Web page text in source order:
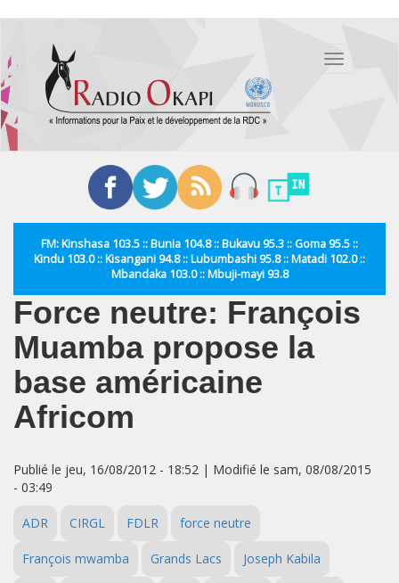
contenu
principal
Toggle
FM: Kinshasa 103.5 :: Bunia 104.8 :: Bukavu 95.3 :: Goma 95.5 ::
Kindu 103.0 :: Kisangani 94.8 :: Lubumbashi 95.8 :: Matadi 102.0 ::
Mbandaka 103.0 :: Mbuji-mayi 93.8
Force neutre: François
Muamba propose la
base américaine
Africom
Publié le jeu, 16/08/2012 - 18:52 | Modifié le sam, 08/08/2015
- 03:49
ADR CIRGL FDLR force neutre
François mwamba Grands Lacs Joseph Kabila